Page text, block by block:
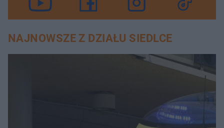
NAJNOWSZE Z DZIAŁU SIEDLCE